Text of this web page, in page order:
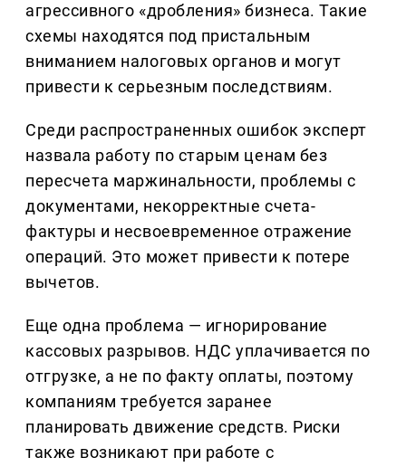
агрессивного «дробления» бизнеса. Такие
схемы находятся под пристальным
вниманием налоговых органов и могут
привести к серьезным последствиям.
Среди распространенных ошибок эксперт
назвала работу по старым ценам без
пересчета маржинальности, проблемы с
документами, некорректные счета-
фактуры и несвоевременное отражение
операций. Это может привести к потере
вычетов.
Еще одна проблема — игнорирование
кассовых разрывов. НДС уплачивается по
отгрузке, а не по факту оплаты, поэтому
компаниям требуется заранее
планировать движение средств. Риски
также возникают при работе с